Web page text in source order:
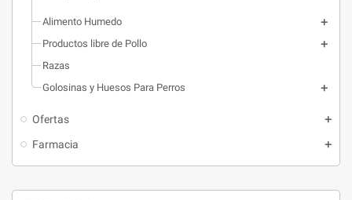
Alimento Humedo
Productos libre de Pollo
Razas
Golosinas y Huesos Para Perros
Ofertas
Farmacia